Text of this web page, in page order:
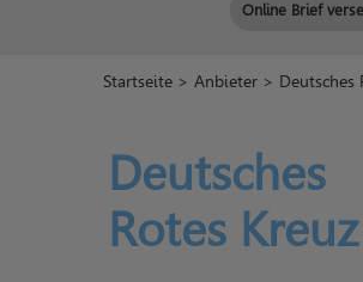
Online Brief
Startseite >Anbieter > Deutsches
Deutsches
Rotes Kreuz